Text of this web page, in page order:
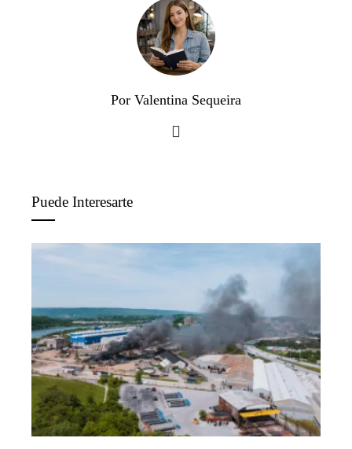
Por Valentina Sequeira
Puede Interesarte